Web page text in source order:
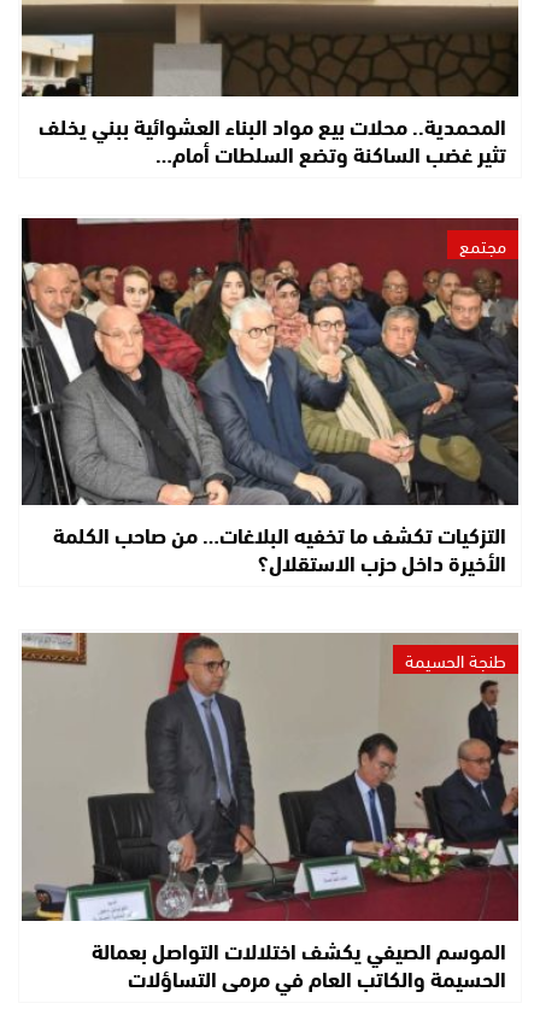
المحمدية.. محلات بيع مواد البناء العشوائية ببني يخلف
تثير غضب الساكنة وتضع السلطات أمام…
مجتمع
التزكيات تكشف ما تخفيه البلاغات… من صاحب الكلمة
الأخيرة داخل حزب الاستقلال؟
طنجة الحسيمة
الموسم الصيفي يكشف اختلالات التواصل بعمالة
الحسيمة والكاتب العام في مرمى التساؤلات